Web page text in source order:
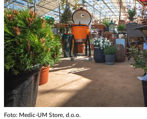
Foto: Medic-UM Store, d.o.o.